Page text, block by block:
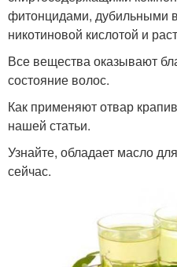
фитонцидами, дубильными
никотиновой кислотой и
Все вещества оказывают
состояние волос.
Как применяют отвар
нашей статьи.
Узнайте, обладает масло
сейчас.